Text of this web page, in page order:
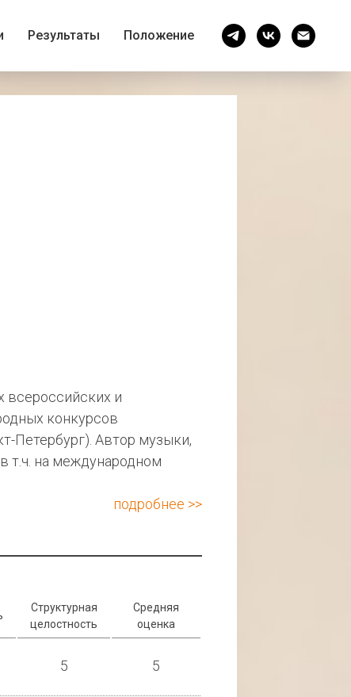
Результаты Положение
всероссийских и
конкурсов
Петербург). Автор музыки,
т.ч. на международном
подробнее >>
Структурная
целостность
Средняя
оценка
5 5